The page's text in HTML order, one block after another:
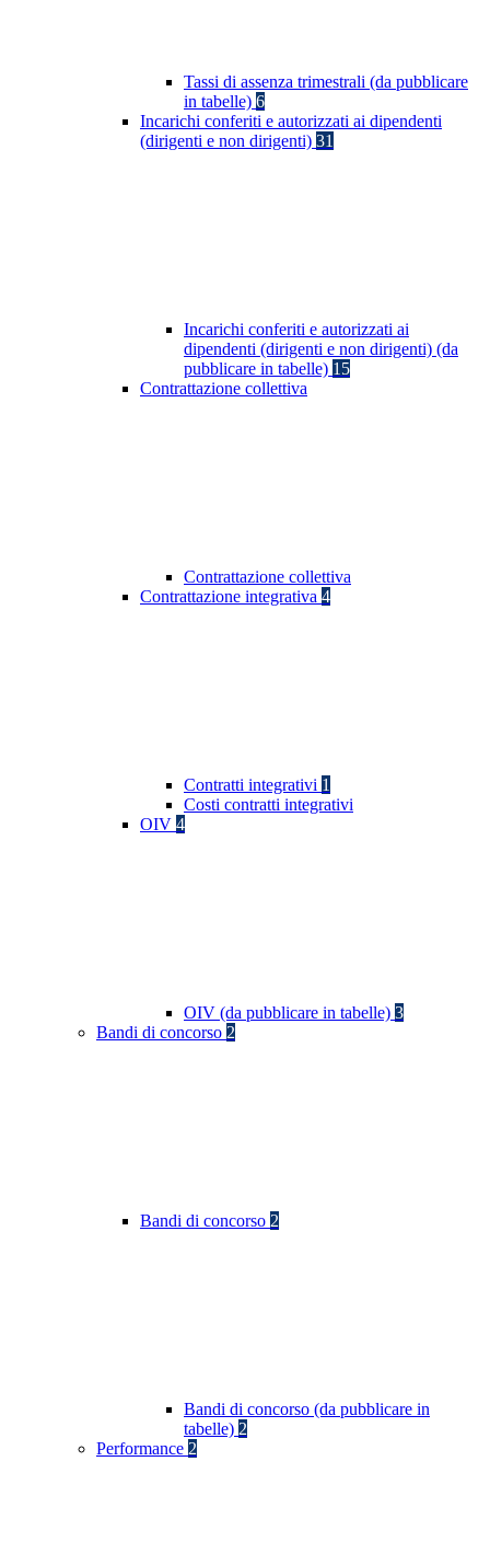
Tassi di assenza trimestrali (da pubblicare
in tabelle) 6
Incarichi conferiti e autorizzati ai dipendenti
(dirigenti e non dirigenti) 31
Incarichi conferiti e autorizzati ai
dipendenti (dirigenti e non dirigenti) (da
pubblicare in tabelle) 15
Contrattazione collettiva
Contrattazione collettiva
Contrattazione integrativa 4
Contratti integrativi 1
Costi contratti integrativi
OIV 4
OIV (da pubblicare in tabelle) 3
Bandi di concorso 2
Bandi di concorso 2
Bandi di concorso (da pubblicare in
tabelle) 2
Performance 2